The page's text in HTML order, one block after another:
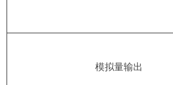
模拟量输出